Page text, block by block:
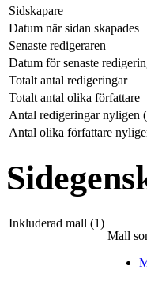
Sidskapare
Datum när sidan skapades
Senaste redigeraren
Datum för senaste
Totalt antal redigeringar
Totalt antal olika författare
Antal redigeringar nyligen
Antal olika författare
Inkluderad mall (1)
Mall